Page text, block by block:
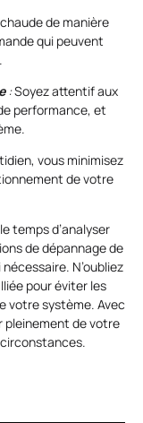
de manière
qui peuvent
:Soyez attentif aux
performance, et
vous minimisez
de votre
temps d’analyser
de dépannage de
N’oubliez
pour éviter les
votre système. Avec
pleinement de votre